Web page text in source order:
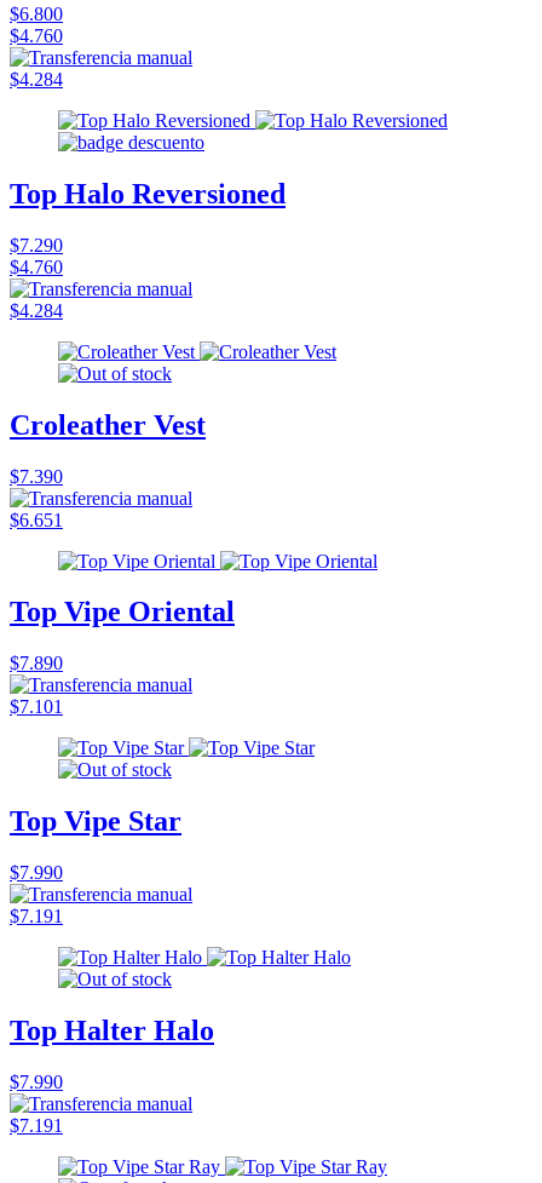
$6.800
$4.760
$4.284
Top Halo Reversioned
$7.290
$4.760
$4.284
Croleather Vest
$7.390
$6.651
Top Vipe Oriental
$7.890
$7.101
Top Vipe Star
$7.990
$7.191
Top Halter Halo
$7.990
$7.191